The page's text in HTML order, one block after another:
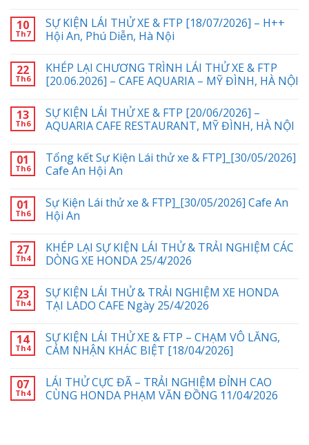
10
Th7
SỰ KIỆN LÁI THỬ XE & FTP [18/07/2026] – H++
Hội An, Phú Diễn, Hà Nội
22
Th6
KHÉP LẠI CHƯƠNG TRÌNH LÁI THỬ XE & FTP
[20.06.2026] – CAFE AQUARIA – MỸ ĐÌNH, HÀ NỘI
13
Th6
SỰ KIỆN LÁI THỬ XE & FTP [20/06/2026] –
AQUARIA CAFE RESTAURANT, MỸ ĐÌNH, HÀ NỘI
01
Th6
Tổng kết Sự Kiện Lái thử xe & FTP]_[30/05/2026]
Cafe An Hội An
01
Th6
Sự Kiện Lái thử xe & FTP]_[30/05/2026] Cafe An
Hội An
27
Th4
KHÉP LẠI SỰ KIỆN LÁI THỬ & TRẢI NGHIỆM CÁC
DÒNG XE HONDA 25/4/2026
23
Th4
SỰ KIỆN LÁI THỬ & TRẢI NGHIỆM XE HONDA
TẠI LADO CAFE Ngày 25/4/2026
14
Th4
SỰ KIỆN LÁI THỬ XE & FTP – CHẠM VÔ LĂNG,
CẢM NHẬN KHÁC BIỆT [18/04/2026]
07
Th4
LÁI THỬ CỰC ĐÃ – TRẢI NGHIỆM ĐỈNH CAO
CÙNG HONDA PHẠM VĂN ĐỒNG 11/04/2026